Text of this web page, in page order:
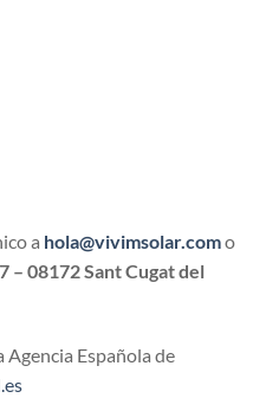
a hola@vivimsolar.como
– 08172 Sant Cugat del
Agencia Española de